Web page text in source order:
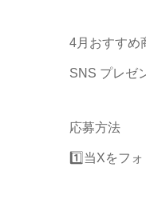
4月おすすめ
SNS プレゼ
応募方法
1️⃣当Xをフ